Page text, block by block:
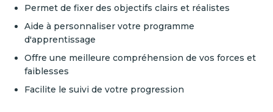
Permet de fixer des objectifs clairs et réalistes
Aide à personnaliser votre programme
d'apprentissage
Offre une meilleure compréhension de vos forces et
faiblesses
Facilite le suivi de votre progression